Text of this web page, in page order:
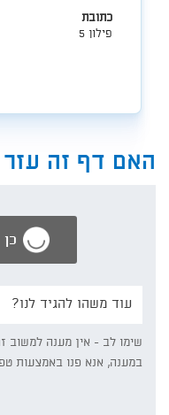
כתובת
פילון 5
האם דף זה
כן
תפרט/י:
שימו לב - אין מענה למשוב
במענה, אנא פנו באמצעות